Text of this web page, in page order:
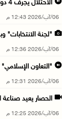
الاحتلال يجرف 4 دونمات في بتير غرب بيت لحم وي ...
06/آب/2026 12:43 م
"لجنة الانتخابات"
06/آب/2026 12:36 م
"التعاون
06/آب/2026 12:31 م
الحصار يعيد صناعة
06/آب/2026 12:25 م